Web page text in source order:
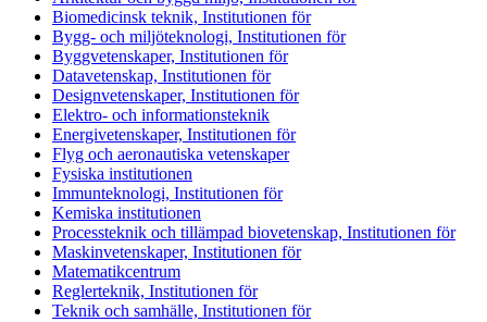
Biomedicinsk teknik, Institutionen för
Bygg- och miljöteknologi, Institutionen för
Byggvetenskaper, Institutionen för
Datavetenskap, Institutionen för
Designvetenskaper, Institutionen för
Elektro- och informationsteknik
Energivetenskaper, Institutionen för
Flyg och aeronautiska vetenskaper
Fysiska institutionen
Immunteknologi, Institutionen för
Kemiska institutionen
Processteknik och tillämpad biovetenskap, Institutionen för
Maskinvetenskaper, Institutionen för
Matematikcentrum
Reglerteknik, Institutionen för
Teknik och samhälle, Institutionen för